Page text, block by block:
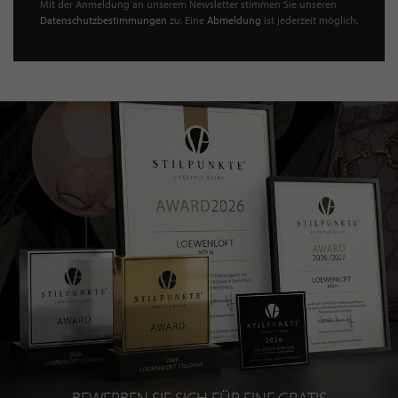
Mit der Anmeldung an unserem Newsletter stimmen Sie unseren
Datenschutzbestimmungen zu. Eine Abmeldung ist jederzeit möglich.